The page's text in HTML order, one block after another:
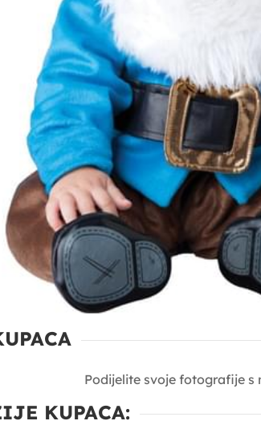
Podijelite svoje fotografije s
KUPACA: